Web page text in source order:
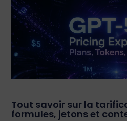
Tout savoir sur la
formules, jetons et